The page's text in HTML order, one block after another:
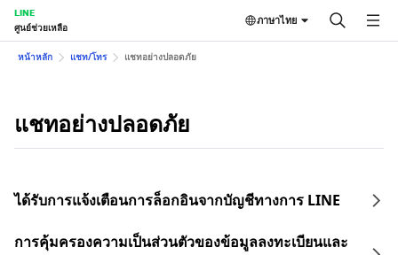
LINE
ศูนย์ช่วยเหลือ
ภาษาไทย
หน้าหลัก แชท/โทร แชทอย่างปลอดภัย
แชทอย่างปลอดภัย
ได้รับการแจ้งเตือนการล็อกอินจากบัญชีทางการ LINE
การคุ้มครองความเป็นส่วนตัวของข้อมูลลงทะเบียนและ